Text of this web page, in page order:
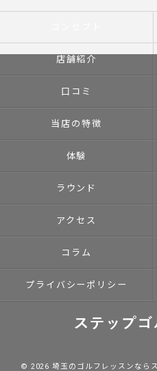
店舗紹介
口コミ
当店の特徴
体験
ラウンド
アクセス
コラム
プライバシーポリシー
© 2026 埼玉のゴルフレッスンなら